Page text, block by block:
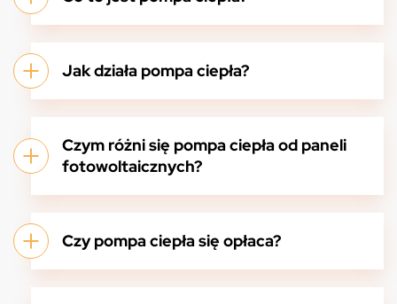
Jak działa pompa ciepła?
Czym różni się pompa ciepła od paneli
fotowoltaicznych?
Czy pompa ciepła się opłaca?